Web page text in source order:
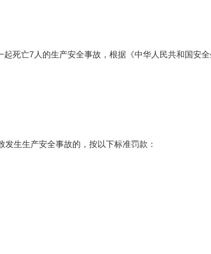
死亡7人的生产安全事故，根据《中华人民共和国安
生生产安全事故的，按以下标准罚款：